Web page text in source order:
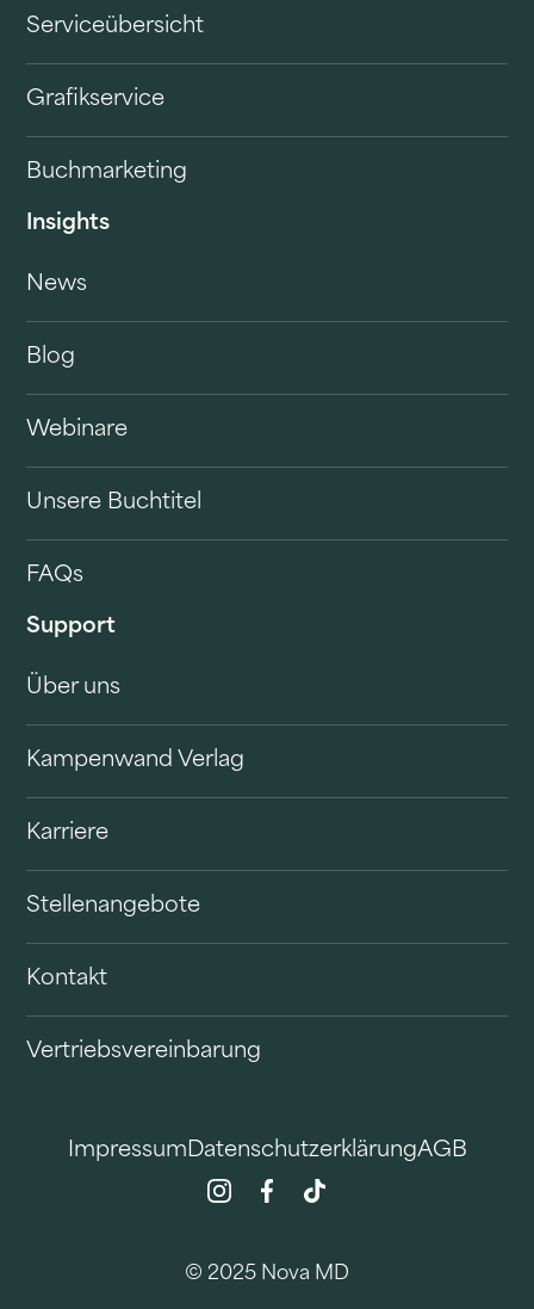
Serviceübersicht
Grafikservice
Buchmarketing
Insights
News
Blog
Webinare
Unsere Buchtitel
FAQs
Support
Über uns
Kampenwand Verlag
Karriere
Stellenangebote
Kontakt
Vertriebsvereinbarung
ImpressumDatenschutzerklärungAGB
© 2025 Nova MD